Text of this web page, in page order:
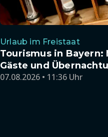
Urlaub im Freistaat
Tourismus in Bayern:
Gäste und
07.08.2026 • 11:36 Uhr